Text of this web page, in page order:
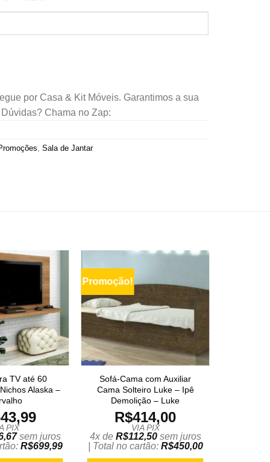
por Casa & Kit Móveis. Garantimos a sua
Chama no Zap:
Sala de Jantar
TV até 60
Alaska –
PIX
sem juros
R$699,99
Promoção!
Sofá-Cama com Auxiliar
Cama Solteiro Luke – Ipê
Demolição – Luke
R$414,00
VIA PIX
4x de R$112,50sem juros
| Total no cartão: R$450,00